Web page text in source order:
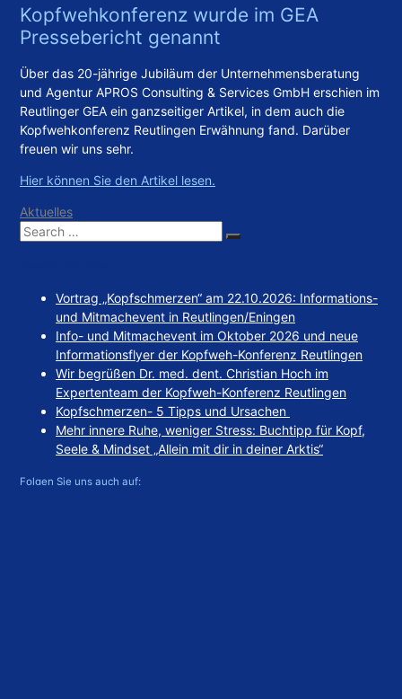
Kopfwehkonferenz wurde im GEA
Pressebericht genannt
Über das 20-jährige Jubiläum der Unternehmensberatung
und Agentur APROS Consulting & Services GmbH erschien im
Reutlinger GEA ein ganzseitiger Artikel, in dem auch die
Kopfwehkonferenz Reutlingen Erwähnung fand. Darüber
freuen wir uns sehr.
Hier können Sie den Artikel lesen.
Aktuelles
Search
Vortrag „Kopfschmerzen“ am 22.10.2026: Informations-
und Mitmachevent in Reutlingen/Eningen
Info- und Mitmachevent im Oktober 2026 und neue
Informationsflyer der Kopfweh-Konferenz Reutlingen
Wir begrüßen Dr. med. dent. Christian Hoch im
Expertenteam der Kopfweh-Konferenz Reutlingen
Kopfschmerzen- 5 Tipps und Ursachen
Mehr innere Ruhe, weniger Stress: Buchtipp für Kopf,
Seele & Mindset „Allein mit dir in deiner Arktis“
Folgen Sie uns auch auf: